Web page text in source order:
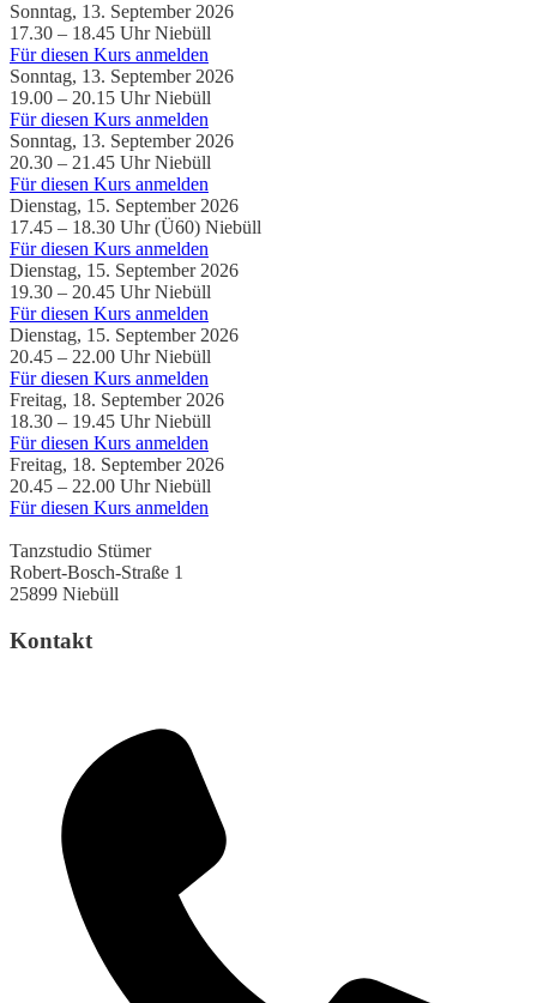
Sonntag, 13. September 2026
17.30 – 18.45 Uhr Niebüll
Für diesen Kurs anmelden
Sonntag, 13. September 2026
19.00 – 20.15 Uhr Niebüll
Für diesen Kurs anmelden
Sonntag, 13. September 2026
20.30 – 21.45 Uhr Niebüll
Für diesen Kurs anmelden
Dienstag, 15. September 2026
17.45 – 18.30 Uhr (Ü60) Niebüll
Für diesen Kurs anmelden
Dienstag, 15. September 2026
19.30 – 20.45 Uhr Niebüll
Für diesen Kurs anmelden
Dienstag, 15. September 2026
20.45 – 22.00 Uhr Niebüll
Für diesen Kurs anmelden
Freitag, 18. September 2026
18.30 – 19.45 Uhr Niebüll
Für diesen Kurs anmelden
Freitag, 18. September 2026
20.45 – 22.00 Uhr Niebüll
Für diesen Kurs anmelden
Tanzstudio Stümer
Robert-Bosch-Straße 1
25899 Niebüll
Kontakt